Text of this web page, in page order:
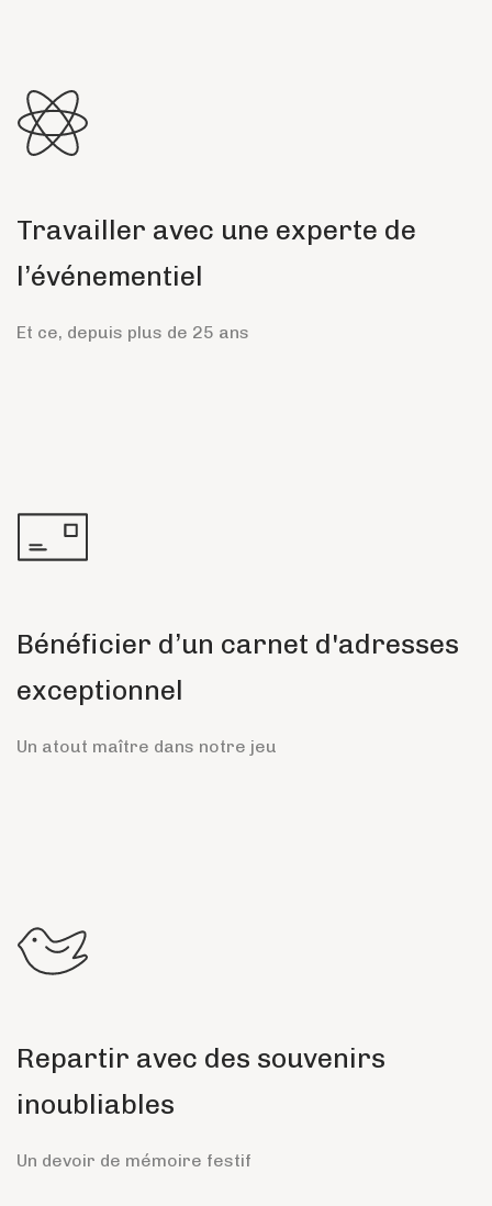
Travailler avec une experte de
l’événementiel
Et ce, depuis plus de 25 ans
Bénéficier d’un carnet d'adresses
exceptionnel
Un atout maître dans notre jeu
Repartir avec des souvenirs
inoubliables
Un devoir de mémoire festif